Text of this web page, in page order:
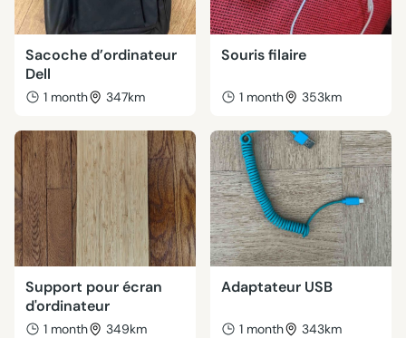
Sacoche d’ordinateur
Dell
1 month 347km
Souris filaire
1 month 353km
Support pour écran
d'ordinateur
1 month 349km
Adaptateur USB
1 month 343km